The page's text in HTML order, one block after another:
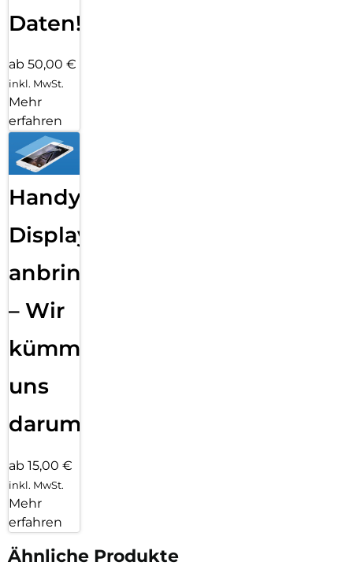
Daten!
ab 50,00 €
inkl. MwSt.
Mehr
erfahren
Handy
Displayfolie
anbringen
– Wir
kümmern
uns
darum!
ab 15,00 €
inkl. MwSt.
Mehr
erfahren
Ähnliche Produkte